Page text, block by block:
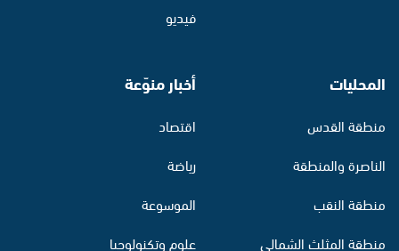
فيديو
المحليات
منطقة القدس
الناصرة والمنطقة
منطقة النقب
منطقة المثلث الشمالي
أخبار منوّعة
اقتصاد
رياضة
الموسوعة
علوم وتكنولوجيا